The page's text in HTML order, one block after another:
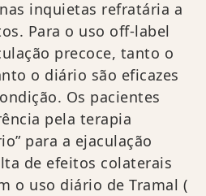
inquietas refratária a
Para o uso off-label
precoce, tanto o
o diário são eficazes
Os pacientes
pela terapia
para a ejaculação
de efeitos colaterais
o uso diário de Tramal (